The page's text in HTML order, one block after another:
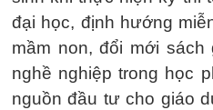
đại học, định hướng
mầm non, đổi mới
nghề nghiệp trong học
nguồn đầu tư cho giáo